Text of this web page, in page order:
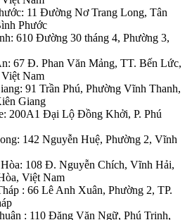
11 Đường Nơ Trang Long, Tân
Phước
610 Đường 30 tháng 4, Phường 3,
67 Đ. Phan Văn Mảng, TT. Bến Lức,
Nam
91 Trần Phú, Phường Vĩnh Thanh,
Giang
200A1 Đại Lộ Đồng Khởi, P. Phú
142 Nguyễn Huệ, Phường 2, Vĩnh
108 Đ. Nguyễn Chích, Vĩnh Hải,
Việt Nam
: 66 Lê Anh Xuân, Phường 2, TP.
: 110 Đặng Văn Ngữ, Phú Trinh,